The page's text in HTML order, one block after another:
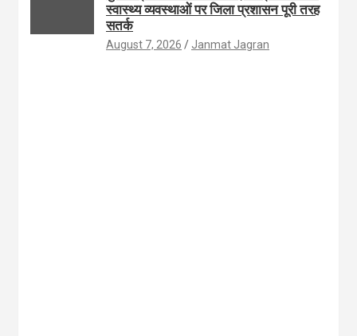
स्वास्थ्य व्यवस्थाओं पर जिला प्रशासन पूरी तरह
सतर्क
August 7, 2026 Janmat Jagran